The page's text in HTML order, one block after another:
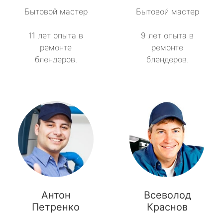
Бытовой мастер
11 лет опыта в
ремонте
блендеров.
Бытовой мастер
9 лет опыта в
ремонте
блендеров.
Антон
Петренко
Всеволод
Краснов